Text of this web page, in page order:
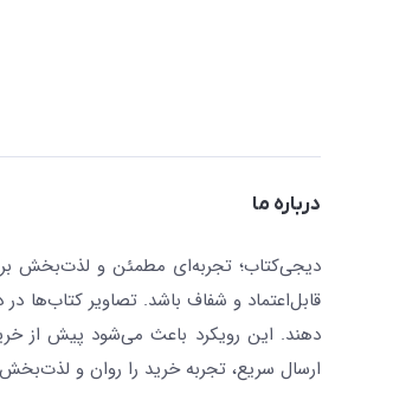
درباره ما
دیجی‌کتاب؛ تجربه‌ای مطمئن و لذت‌بخش
قابل‌اعتماد و شفاف باشد. تصاویر کتاب‌ها
دهند. این رویکرد باعث می‌شود پیش از
ارسال سریع، تجربه خرید را روان و